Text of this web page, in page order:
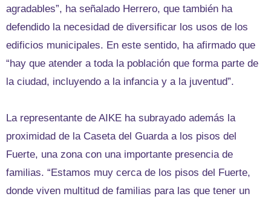
agradables”, ha señalado Herrero, que también ha
defendido la necesidad de diversificar los usos de los
edificios municipales. En este sentido, ha afirmado que
“hay que atender a toda la población que forma parte de
la ciudad, incluyendo a la infancia y a la juventud”.
La representante de AIKE ha subrayado además la
proximidad de la Caseta del Guarda a los pisos del
Fuerte, una zona con una importante presencia de
familias. “Estamos muy cerca de los pisos del Fuerte,
donde viven multitud de familias para las que tener un